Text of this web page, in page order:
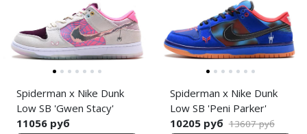
Spiderman x Nike Dunk
Low SB 'Gwen Stacy'
11056 руб
Spiderman x Nike Dunk
Low SB 'Peni Parker'
10205 руб 13607 руб